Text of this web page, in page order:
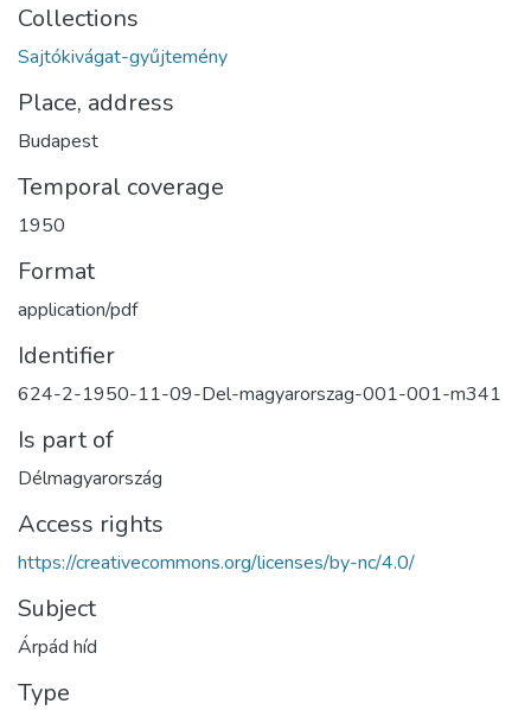
Collections
Sajtókivágat-gyűjtemény
Place, address
Budapest
Temporal coverage
1950
Format
application/pdf
Identifier
624-2-1950-11-09-Del-magyarorszag-001-001-m341
Is part of
Délmagyarország
Access rights
https://creativecommons.org/licenses/by-nc/4.0/
Subject
Árpád híd
Type